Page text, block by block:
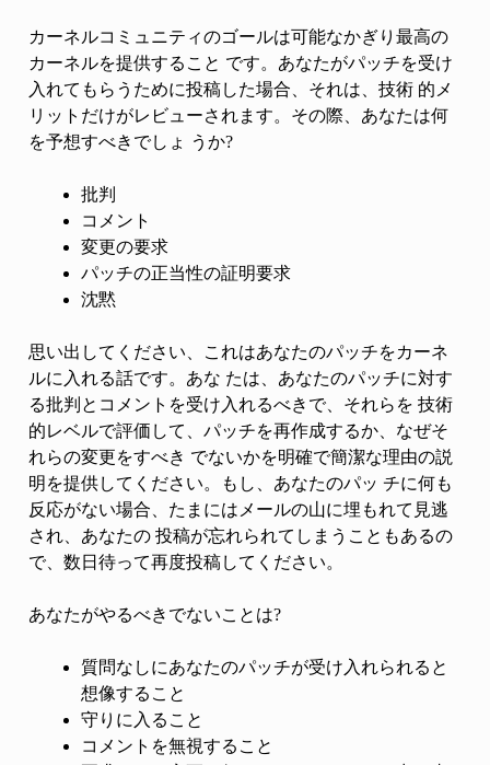
カーネルコミュニティのゴールは可能なかぎり最高の
カーネルを提供すること です。あなたがパッチを受け
入れてもらうために投稿した場合、それは、技術 的メ
リットだけがレビューされます。その際、あなたは何
を予想すべきでしょ うか?
批判
コメント
変更の要求
パッチの正当性の証明要求
沈黙
思い出してください、これはあなたのパッチをカーネ
ルに入れる話です。あな たは、あなたのパッチに対す
る批判とコメントを受け入れるべきで、それらを 技術
的レベルで評価して、パッチを再作成するか、なぜそ
れらの変更をすべき でないかを明確で簡潔な理由の説
明を提供してください。もし、あなたのパッ チに何も
反応がない場合、たまにはメールの山に埋もれて見逃
され、あなたの 投稿が忘れられてしまうこともあるの
で、数日待って再度投稿してください。
あなたがやるべきでないことは?
質問なしにあなたのパッチが受け入れられると
想像すること
守りに入ること
コメントを無視すること